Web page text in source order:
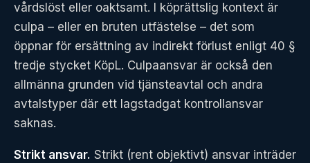
vårdslöst eller oaktsamt. I köprättslig kontext är
culpa – eller en bruten utfästelse – det som
öppnar för ersättning av indirekt förlust enligt 40 §
tredje stycket KöpL. Culpaansvar är också den
allmänna grunden vid tjänsteavtal och andra
avtalstyper där ett lagstadgat kontrollansvar
saknas.
Strikt ansvar. Strikt (rent objektivt) ansvar inträder